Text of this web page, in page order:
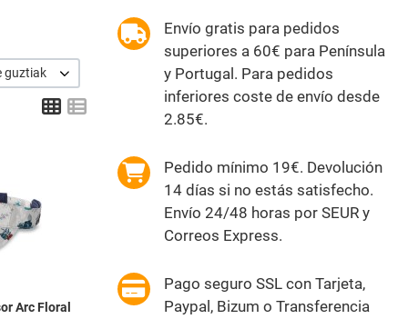
guztiak
GridList
Add to Wishlist
Quick View
Arc Floral
Envío gratis para pedidos
superiores a 60€ para Península
y Portugal. Para pedidos
inferiores coste de envío desde
2.85€.
Pedido mínimo 19€. Devolución
14 días si no estás satisfecho.
Envío 24/48 horas por SEUR y
Correos Express.
Pago seguro SSL con Tarjeta,
Paypal, Bizum o Transferencia